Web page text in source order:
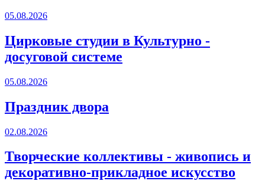
05.08.2026
Цирковые студии в Культурно -
досуговой системе
05.08.2026
Праздник двора
02.08.2026
Творческие коллективы - живопись и
декоративно-прикладное искусство